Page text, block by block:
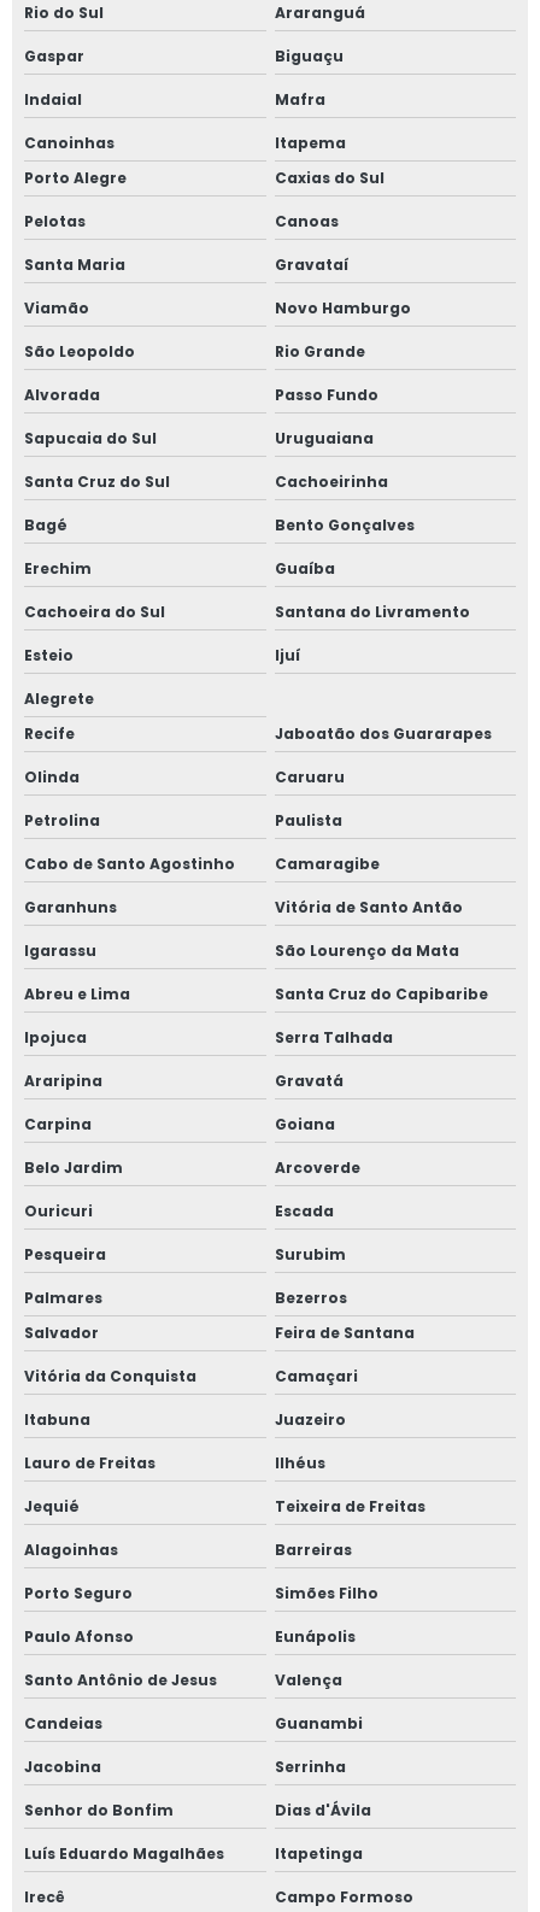
Serviço de inspeção em caldeiras
Serviço de inspeção em caldeiras e vasos de pressão
Serviço de laudo e inspeção nr13
Serviço de projetos nr 12
Serviço de reconstituição de prontuário nr 13
Serviço de teste de estanqueidade
Serviço de treinamentos de nr 12
Serviço de treinamentos de nr 13
Sistema de ventilação para amônia
Teste de estanqueidade em vasos de pressão
Teste de estanqueidade em vasos de pressão valor
Teste hidrostático em vasos de pressão
Treinamento de nr 10
Treinamento de nr 10 mato grosso do sul
Treinamento de nr 10 valor
Treinamento nr 10 para empresa
Treinamento nr 12
Treinamento nr 12 para empresa
Treinamento nr 12 preço
Treinamento nr 13 para empresa
Treinamentos de nr 12 valor
Treinamentos de nr 13
Valor de projeto de combate a incêndio
Valor treinamento nr 13
Válvula de alívio de pressão
Válvulas de segurança amônia
Rio do Sul Araranguá
Gaspar Biguaçu
Indaial Mafra
Canoinhas
Itapema
Porto Alegre
Caxias do Sul
Pelotas Canoas
Santa Maria Gravataí
Viamão Novo Hamburgo
São Leopoldo Rio Grande
Alvorada Passo Fundo
Sapucaia do Sul Uruguaiana
Santa Cruz do Sul Cachoeirinha
Bagé Bento Gonçalves
Erechim Guaíba
Cachoeira do Sul Santana do Livramento
Esteio Ijuí
Alegrete
Recife
Jaboatão dos Guararapes
Olinda Caruaru
Petrolina Paulista
Cabo de Santo Agostinho Camaragibe
Garanhuns Vitória de Santo Antão
Igarassu São Lourenço da Mata
Abreu e Lima Santa Cruz do Capibaribe
Ipojuca Serra Talhada
Araripina Gravatá
Carpina Goiana
Belo Jardim Arcoverde
Ouricuri Escada
Pesqueira Surubim
Palmares
Bezerros
Salvador
Feira de Santana
Vitória da Conquista Camaçari
Itabuna Juazeiro
Lauro de Freitas Ilhéus
Jequié Teixeira de Freitas
Alagoinhas Barreiras
Porto Seguro Simões Filho
Paulo Afonso Eunápolis
Santo Antônio de Jesus Valença
Candeias Guanambi
Jacobina Serrinha
Senhor do Bonfim Dias d'Ávila
Luís Eduardo Magalhães Itapetinga
Irecê Campo Formoso